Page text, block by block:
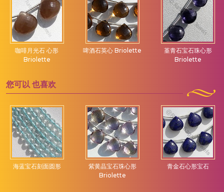
咖啡月光石 心形
Briolette
啤酒石英心 Briolette
堇青石宝石珠心形
Briolette
您可以 也喜欢
海蓝宝石刻面圆形
紫黄晶宝石珠心形
Briolette
青金石心形宝石